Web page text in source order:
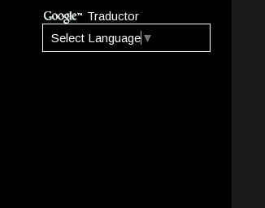
Traductor
Select Language ▼